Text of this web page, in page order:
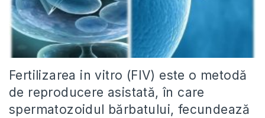
Fertilizarea in vitro (FIV) este o metodă
de reproducere asistată, în care
spermatozoidul bărbatului, fecundează